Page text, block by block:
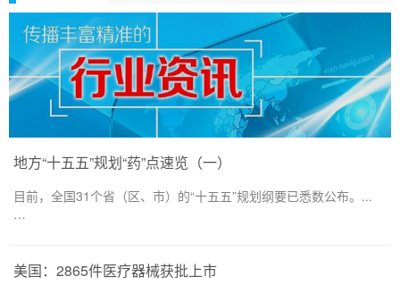
地方“十五五”规划“药”点速览（一）
目前，全国31个省（区、市）的“十五五”规划纲要已悉数公布。...
…
美国：2865件医疗器械获批上市